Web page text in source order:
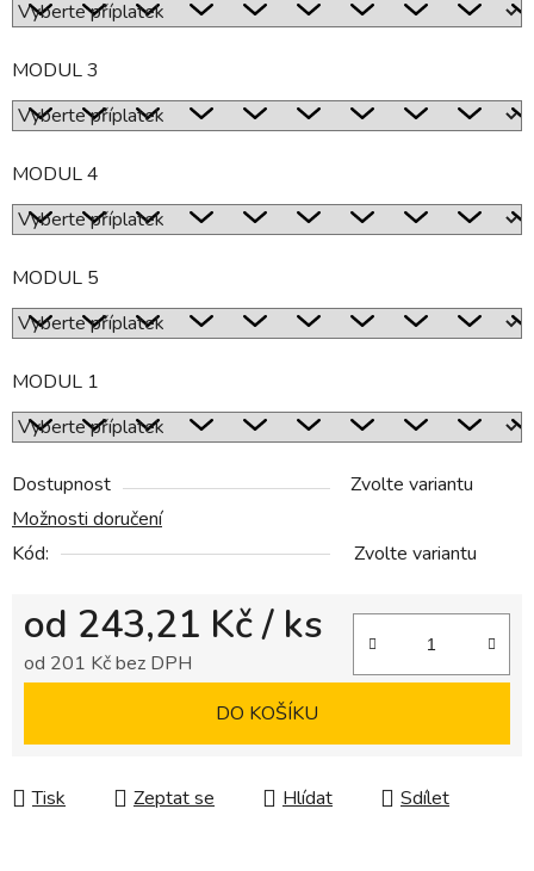
MODUL 3
MODUL 4
MODUL 5
MODUL 1
Dostupnost
Zvolte variantu
Možnosti doručení
Kód:
Zvolte variantu
od 243,21 Kč/ ks
od 201 Kčbez DPH
DO KOŠÍKU
Tisk Zeptat se Hlídat Sdílet